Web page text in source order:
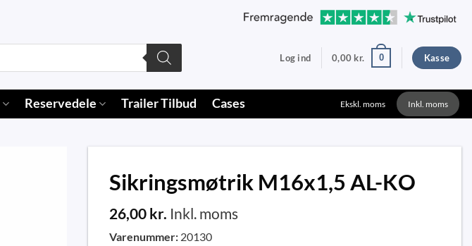
Log ind 0,00 kr. 0 Kasse
Reservedele Trailer Tilbud Cases Ekskl. moms Inkl. moms
Sikringsmøtrik M16x1,5 AL-KO
26,00 kr. Inkl. moms
Varenummer: 20130